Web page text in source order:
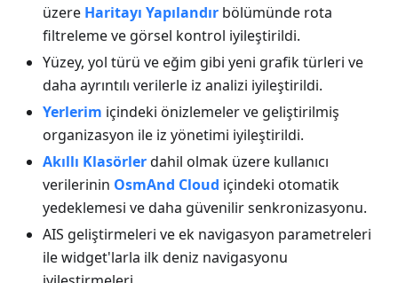
üzere Haritayı Yapılandır bölümünde rota
filtreleme ve görsel kontrol iyileştirildi.
Yüzey, yol türü ve eğim gibi yeni grafik türleri ve
daha ayrıntılı verilerle iz analizi iyileştirildi.
Yerlerim içindeki önizlemeler ve geliştirilmiş
organizasyon ile iz yönetimi iyileştirildi.
Akıllı Klasörlerdahil olmak üzere kullanıcı
verilerinin OsmAnd Cloud içindeki otomatik
yedeklemesi ve daha güvenilir senkronizasyonu.
AIS geliştirmeleri ve ek navigasyon parametreleri
ile widget'larla ilk deniz navigasyonu